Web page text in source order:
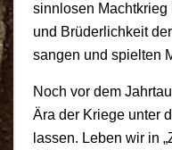
sinnlosen
und Brüderlichkeit
sangen und spielten
Noch vor dem
Ära der Kriege unter
lassen. Leben wir in